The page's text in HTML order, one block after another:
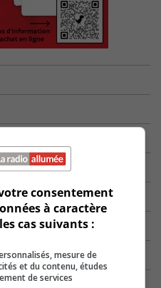
consentement
à caractère
cas suivants :
mesure de
et du contenu, études
de services